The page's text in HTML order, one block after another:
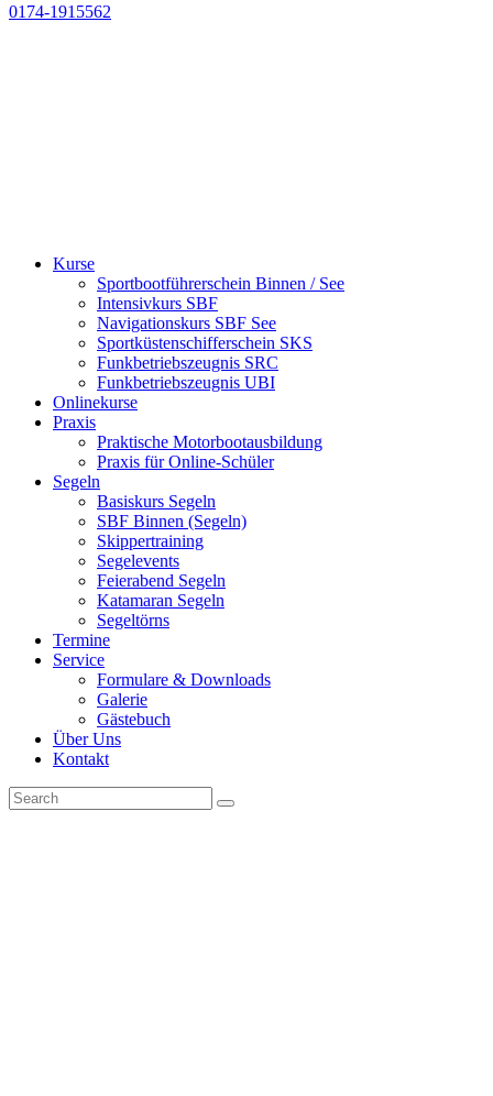
0174-1915562
Kurse
Sportbootführerschein Binnen / See
Intensivkurs SBF
Navigationskurs SBF See
Sportküstenschiffer­schein SKS
Funkbetriebszeugnis SRC
Funkbetriebszeugnis UBI
Onlinekurse
Praxis
Praktische Motorbootausbildung
Praxis für Online-Schüler
Segeln
Basiskurs Segeln
SBF Binnen (Segeln)
Skippertraining
Segelevents
Feierabend Segeln
Katamaran Segeln
Segeltörns
Termine
Service
Formulare & Downloads
Galerie
Gästebuch
Über Uns
Kontakt